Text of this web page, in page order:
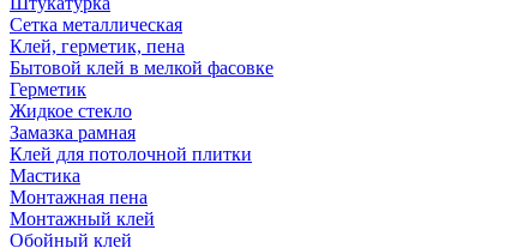
Сетка металлическая
Клей, герметик, пена
Бытовой клей в мелкой фасовке
Герметик
Жидкое стекло
Замазка рамная
Клей для потолочной плитки
Мастика
Монтажная пена
Монтажный клей
Обойный клей